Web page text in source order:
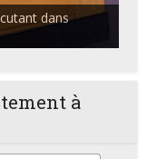
dans
à